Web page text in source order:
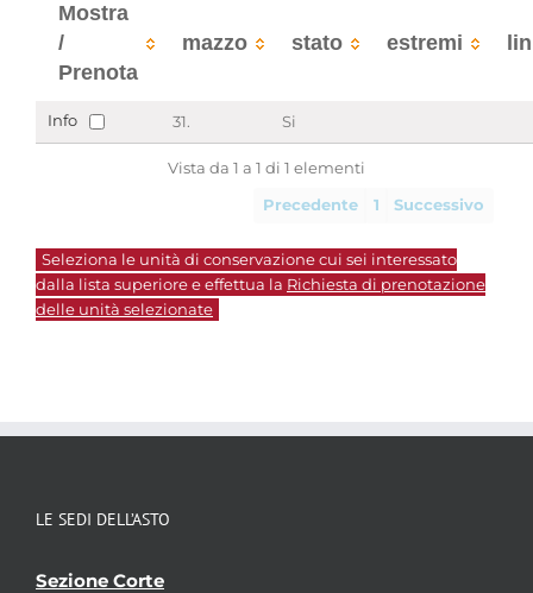
Mostra
/
Prenota
mazzo stato estremi
Info 31. Si
Vista da 1 a 1 di 1 elementi
Precedente 1 Successivo
Seleziona le unità di conservazione cui sei interessato
dalla lista superiore e effettua la Richiesta di prenotazione
delle unità selezionate
LE SEDI DELL’ASTO
Sezione Corte